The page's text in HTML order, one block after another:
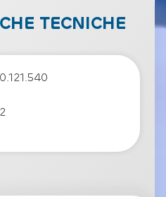
TECNICHE